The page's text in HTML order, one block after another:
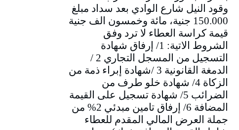
وقود النيل شارع الوادي بعد سداد مبلغ
150.000 جنية، مائة وخمسون الف جنية
قيمة كراسة العطاء لا ترد وفق
الشروط الاتية: 1/ إرفاق شهادة
التسجيل من المسجل التجاري 2 /
الدمغة القانونية 3 /شهادة إبراء ذمة من
الزكاة 4/ شهادة خلو طرف من
الضرائب 5/ شهادة تسجيل على القيمة
المضافة 6/ إرفاق تامين مبدئي 2% من
جملة العرض المالي المقدم للعطاء